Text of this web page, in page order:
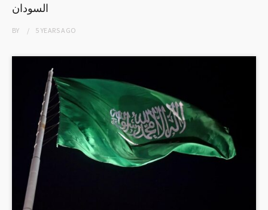
السودان
BY 5 YEARSAGO